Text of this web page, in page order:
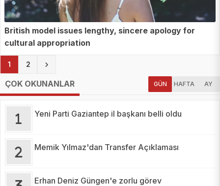
British model issues lengthy, sincere apology for
cultural appropriation
1 (current)
2
ÇOK OKUNANLAR GÜN HAFTA AY
Yeni Parti Gaziantep il başkanı belli oldu
Memik Yılmaz'dan Transfer Açıklaması
Erhan Deniz Güngen'e zorlu görev